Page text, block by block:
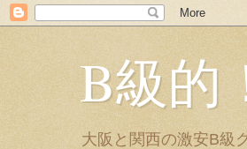
B級的
大阪と関西の激安B級